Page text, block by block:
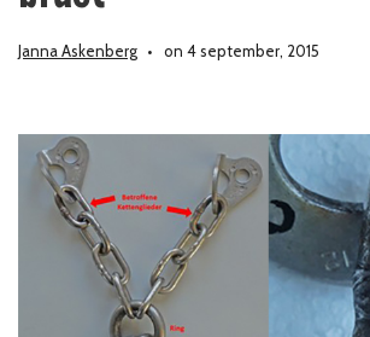
Janna Askenberg on 4 september, 2015